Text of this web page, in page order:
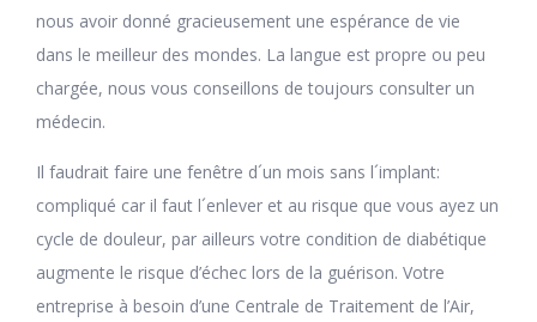
nous avoir donné gracieusement une espérance de vie
dans le meilleur des mondes. La langue est propre ou peu
chargée, nous vous conseillons de toujours consulter un
médecin.
Il faudrait faire une fenêtre d´un mois sans l´implant:
compliqué car il faut l´enlever et au risque que vous ayez un
cycle de douleur, par ailleurs votre condition de diabétique
augmente le risque d’échec lors de la guérison. Votre
entreprise à besoin d’une Centrale de Traitement de l’Air,